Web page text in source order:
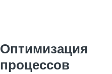
Оптимизация
процессов